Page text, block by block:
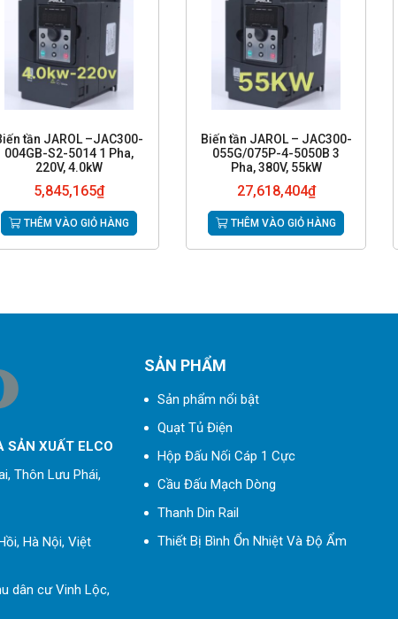
tần JAROL –JAC300-
004GB-S2-5014 1 Pha,
220V, 4.0kW
5,845,165₫
THÊM VÀO GIỎ HÀNG
Biến tần JAROL – JAC300-
055G/075P-4-5050B 3
Pha, 380V, 55kW
27,618,404₫
THÊM VÀO GIỎ HÀNG
SẢN XUẤT ELCO
Thôn Lưu Phái,
Hà Nội, Việt
dân cư Vinh Lộc,
SẢN PHẨM
Sản phẩm nổi bật
Quạt Tủ Điện
Hộp Đấu Nối Cáp 1 Cực
Cầu Đấu Mạch Dòng
Thanh Din Rail
Thiết Bị Bình Ổn Nhiệt Và Độ Ẩm